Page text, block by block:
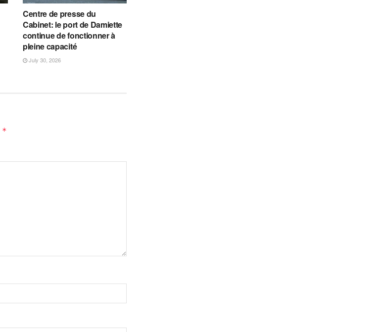
Centre de presse du
Cabinet: le port de Damiette
continue de fonctionner à
pleine capacité
July 30, 2026
*